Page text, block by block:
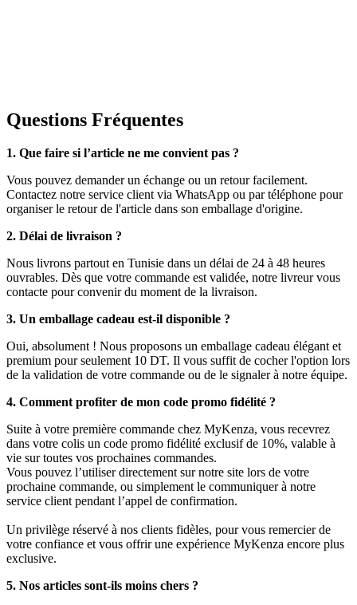
Questions Fréquentes
1. Que faire si l’article ne me convient pas ?
Vous pouvez demander un échange ou un retour facilement.
Contactez notre service client via WhatsApp ou par téléphone pour
organiser le retour de l'article dans son emballage d'origine.
2. Délai de livraison ?
Nous livrons partout en Tunisie dans un délai de 24 à 48 heures
ouvrables. Dès que votre commande est validée, notre livreur vous
contacte pour convenir du moment de la livraison.
3. Un emballage cadeau est-il disponible ?
Oui, absolument ! Nous proposons un emballage cadeau élégant et
premium pour seulement 10 DT. Il vous suffit de cocher l'option lors
de la validation de votre commande ou de le signaler à notre équipe.
4. Comment profiter de mon code promo fidélité ?
Suite à votre première commande chez MyKenza, vous recevrez
dans votre colis un code promo fidélité exclusif de 10%, valable à
vie sur toutes vos prochaines commandes.
Vous pouvez l’utiliser directement sur notre site lors de votre
prochaine commande, ou simplement le communiquer à notre
service client pendant l’appel de confirmation.
Un privilège réservé à nos clients fidèles, pour vous remercier de
votre confiance et vous offrir une expérience MyKenza encore plus
exclusive.
5. Nos articles sont-ils moins chers ?